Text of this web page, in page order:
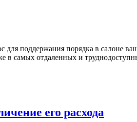
для поддержания порядка в салоне
в самых отдаленных и
его расхода